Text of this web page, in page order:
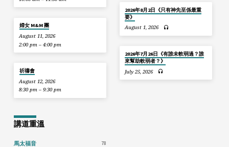
婦女 M&M 團
August 11, 2026
2:00 pm – 4:00 pm
祈禱會
August 12, 2026
8:30 pm – 9:30 pm
2026年8月2日《只有神先至係最重
要》
August 1, 2026
2026年7月26日《有誰未軟弱過？誰
來幫助軟弱者？》
July 25, 2026
講道重溫
馬太福音 78